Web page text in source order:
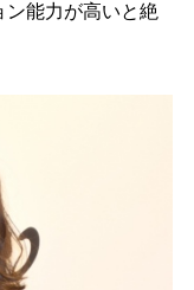
能力が高いと絶